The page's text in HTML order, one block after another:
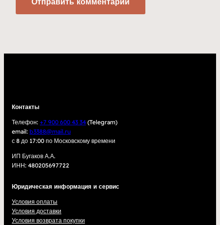
Контакты
Телефон: +7 900 600 43 34 (Telegram)
email: b3388@mail.ru
с 8 до 17:00 по Московскому времени
ИП Бугаков А.А.
ИНН: 480205697722
Юридическая информация и сервис
Условия оплаты
Условия доставки
Условия возврата покупки